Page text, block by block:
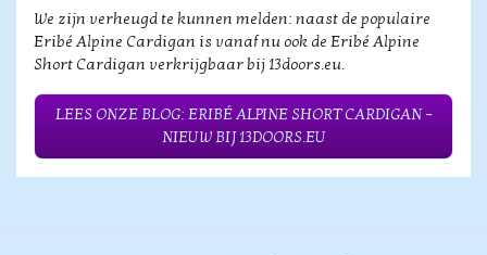
We zijn verheugd te kunnen melden: naast de populaire
Eribé Alpine Cardigan is vanaf nu ook de Eribé Alpine
Short Cardigan verkrijgbaar bij 13doors.eu.
LEES ONZE BLOG: ERIBÉ ALPINE SHORT CARDIGAN –
NIEUW BIJ 13DOORS.EU